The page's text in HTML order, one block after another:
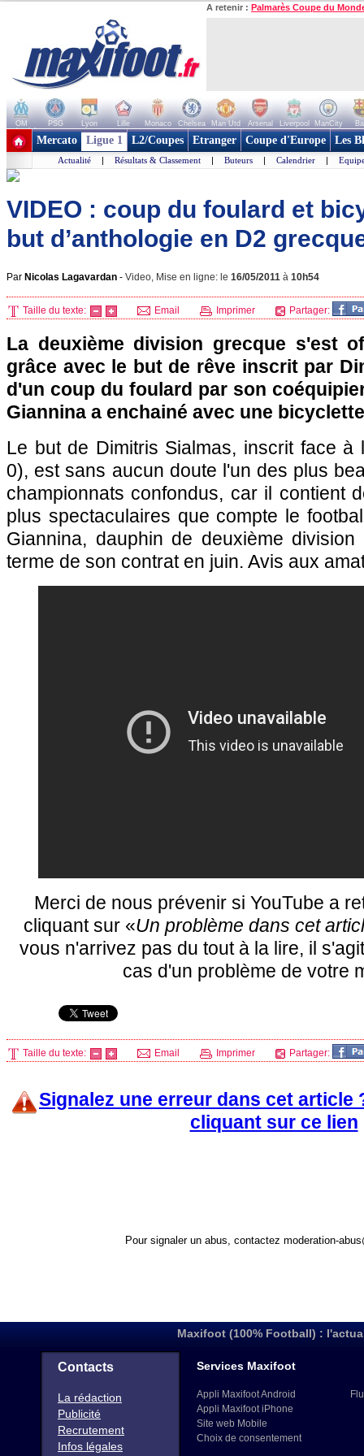
A retenir : Palmarès Coupe du
OM PSG Lyon Lille Monaco Chelsea Man Utd Arsenal Liverpool ManCity
+ de clubs
Mercato Ligue 1 L2/Coupes Etranger Coupe d'Europe Les
Actualité | Résultats & Classement | Buteurs | Calendrier |
VIDEO : coup du foulard et
but d’anthologie en D2
Par Nicolas Lagavardan - Video, Mise en ligne: le 16/05/2011 à 10h54
Taille du texte: Email Imprimer Partager:
La deuxième division grecque s'est
grâce avec le but de rêve inscrit par
d'un coup du foulard par son
Giannina a enchainé avec une
Le but de Dimitris Sialmas, inscrit face à
0), est sans aucun doute l'un des plus
championnats confondus, car il contient
plus spectaculaires que compte le
Giannina, dauphin de deuxième
terme de son contrat en juin. Avis aux
Merci de nous prévenir si YouTube a
cliquant sur «Un problème dans cet
vous n'arrivez pas du tout à la lire, il
cas d'un problème de votre
Taille du texte: Email Imprimer Partager:
Signalez une erreur dans cet article
cliquant sur ce lien
Pour signaler un abus, contactez moderation-
Maxifoot (100% Football) :
Contacts
La rédaction
Publicité
Recrutement
Infos légales
Services Maxifoot
Appli Maxifoot Android
Appli Maxifoot iPhone
Site web Mobile
Choix de consentement